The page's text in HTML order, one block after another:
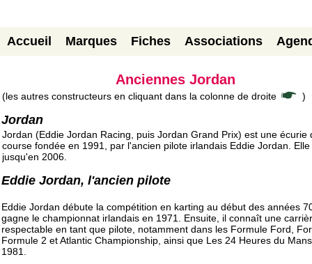
Accueil Marques Fiches Associations
Anciennes Jordan
(les autres constructeurs en cliquant dans la colonne de droite )
Jordan
Jordan (Eddie Jordan Racing, puis Jordan Grand Prix) est une écurie
course fondée en 1991, par l'ancien pilote irlandais Eddie Jordan.
jusqu'en 2006.
Eddie Jordan, l'ancien pilote
Eddie Jordan débute la compétition en karting au début des années
gagne le championnat irlandais en 1971. Ensuite, il connaît une
respectable en tant que pilote, notamment dans les Formule Ford,
Formule 2 et Atlantic Championship, ainsi que Les 24 Heures du
1981.